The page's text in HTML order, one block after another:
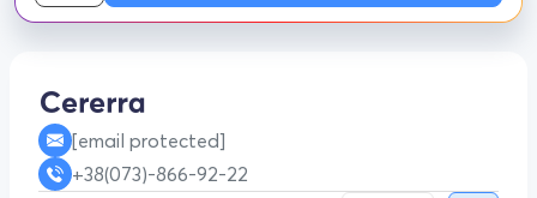
[email protected]
+38(073)-866-92-22